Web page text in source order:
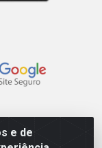
e de
Queiróz, 274